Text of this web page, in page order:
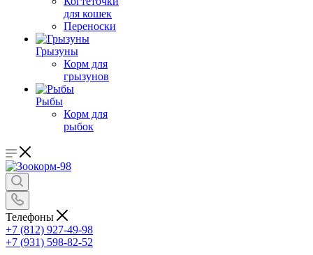
для кошек
Переноски
Грызуны
Корм для
грызунов
Рыбы
Корм для
рыбок
Телефоны
+7 (812) 927-49-98
+7 (931) 598-82-52